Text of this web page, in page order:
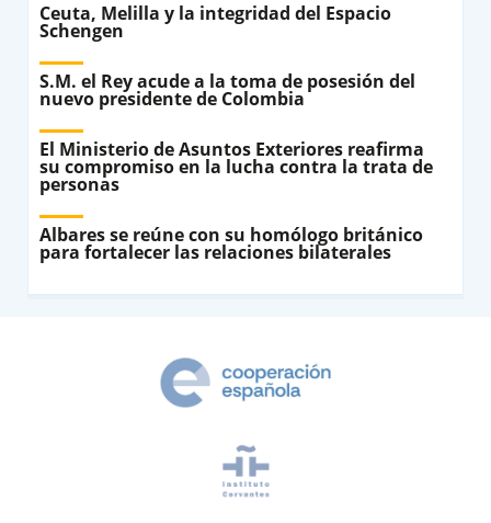
Ceuta, Melilla y la integridad del Espacio
Schengen
S.M. el Rey acude a la toma de posesión del
nuevo presidente de Colombia
El Ministerio de Asuntos Exteriores reafirma
su compromiso en la lucha contra la trata de
personas
Albares se reúne con su homólogo británico
para fortalecer las relaciones bilaterales